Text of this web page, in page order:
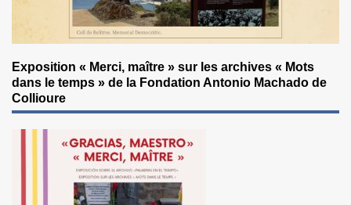
Exposition « Merci, maître » sur les archives « Mots
dans le temps » de la Fondation Antonio Machado de
Collioure